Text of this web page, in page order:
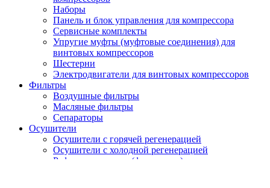
Наборы
Панель и блок управления для компрессора
Сервисные комплекты
Упругие муфты (муфтовые соединения) для
винтовых компрессоров
Шестерни
Электродвигатели для винтовых компрессоров
Фильтры
Воздушные фильтры
Масляные фильтры
Сепараторы
Осушители
Осушители с горячей регенерацией
Осушители с холодной регенерацией
Рефрижераторные (фреоновые) осушители